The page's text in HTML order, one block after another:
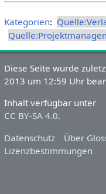
Kategorien:
Diese Seite wurde
2013 um 12:59 Uhr
Inhalt verfügbar unter
CC BY-SA 4.0.
Datenschutz
Über
Lizenzbestimmungen